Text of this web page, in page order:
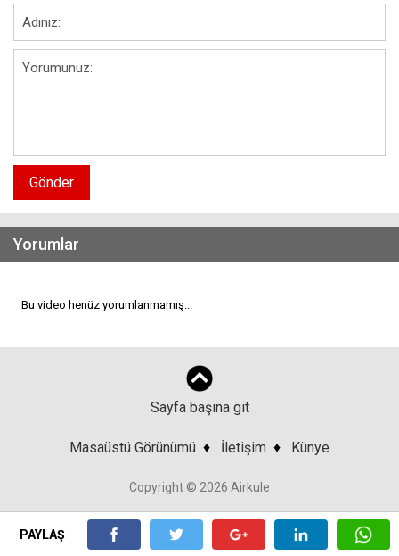
PAYLAŞ
Gönder
Yorumlar
Bu video henüz yorumlanmamış...
Sayfa başına git
Masaüstü Görünümü ♦ İletişim ♦ Künye
Copyright © 2026 Airkule